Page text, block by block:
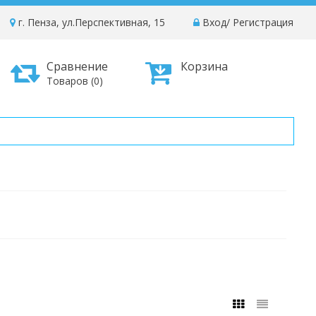
Вход/ Регистрация
г. Пенза, ул.Перспективная, 15
Корзина
Сравнение
Товаров (0)